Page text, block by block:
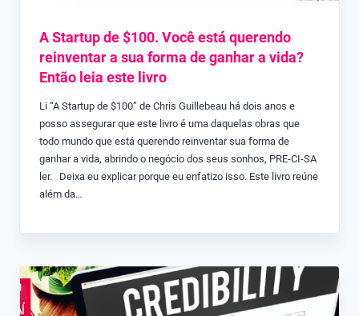
A Startup de $100. Você está querendo
reinventar a sua forma de ganhar a vida?
Então leia este livro
Li “A Startup de $100” de Chris Guillebeau há dois anos e
posso assegurar que este livro é uma daquelas obras que
todo mundo que está querendo reinventar sua forma de
ganhar a vida, abrindo o negócio dos seus sonhos, PRE-CI-SA
ler. Deixa eu explicar porque eu enfatizo isso. Este livro reúne
além da…